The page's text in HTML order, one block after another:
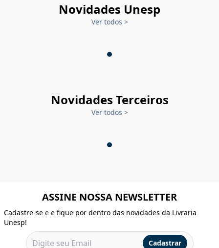
Novidades Unesp
Ver todos >
Novidades Terceiros
Ver todos >
ASSINE NOSSA NEWSLETTER
Cadastre-se e e fique por dentro das novidades da Livraria
Unesp!
Cadastrar